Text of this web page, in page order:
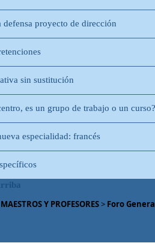
defensa proyecto de dirección
sin sustitución
es un grupo de trabajo o un curso?
especialidad: francés
Y PROFESORES> Foro